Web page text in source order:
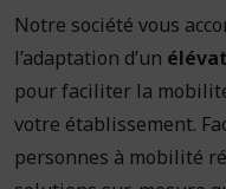
Notre société vous
l’adaptation d’un
pour faciliter la
votre établissement.
personnes à mobilité